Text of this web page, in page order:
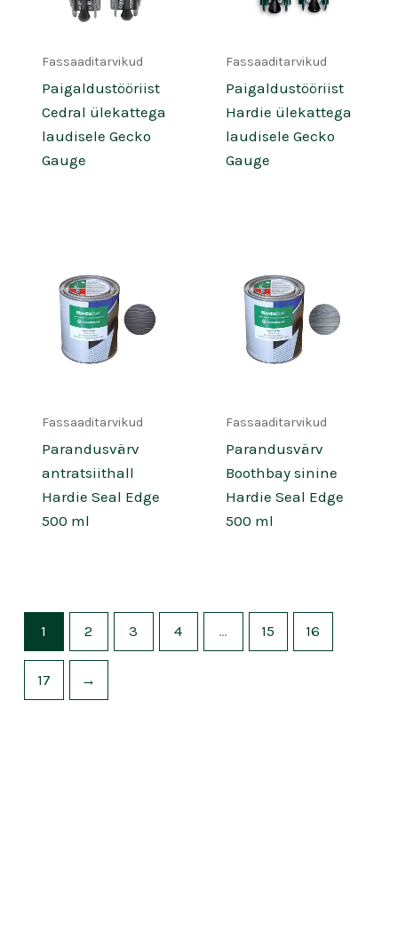
Fassaaditarvikud
Paigaldustööriist
Cedral ülekattega
laudisele Gecko
Gauge
Fassaaditarvikud
Paigaldustööriist
Hardie ülekattega
laudisele Gecko
Gauge
Fassaaditarvikud
Parandusvärv
antratsiithall
Hardie Seal Edge
500 ml
Fassaaditarvikud
Parandusvärv
Boothbay sinine
Hardie Seal Edge
500 ml
1 2 3 4 … 15 16
17 →